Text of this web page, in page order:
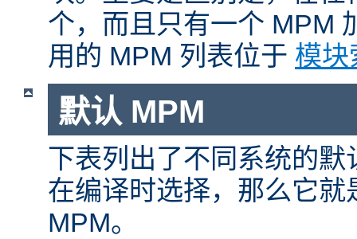
个，而且只有一个 MPM
用的 MPM 列表位于 模块
默认 MPM
下表列出了不同系统的默
在编译时选择，那么它就
MPM。